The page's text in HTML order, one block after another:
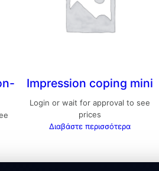
Impression coping mini
Login or wait for approval to see
prices
Διαβάστε περισσότερα